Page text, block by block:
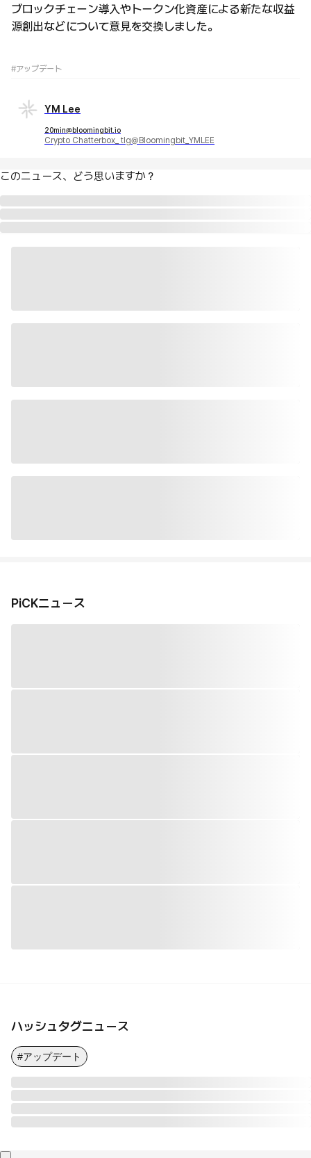
ブロックチェーン導入やトークン化資産による新たな収益
源創出などについて意見を交換しました。
#アップデート
YM Lee
20min@bloomingbit.io
Crypto Chatterbox_ tlg@Bloomingbit_YMLEE
このニュース、どう思いますか？
PiCKニュース
ハッシュタグニュース
#アップデート